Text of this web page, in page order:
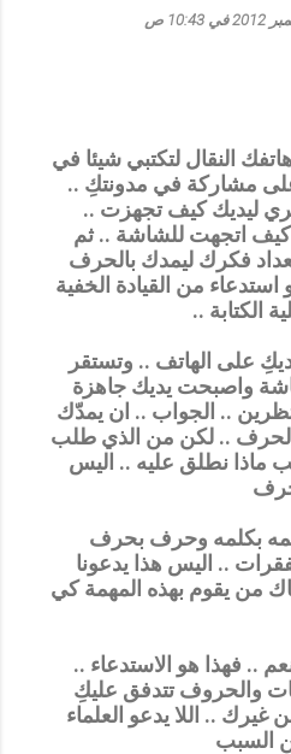
النقال لتكتبي شيئا في
على مشاركة في مدونتكِ ..
ليديك كيف تجهزت ..
كيف اتجهت للشاشة .. ثم
فكرك ليمدك بالحرف
من القيادة الخفية
الكتابة ..
على الهاتف .. وتستقر
واصبحت يديك جاهزة
.. الجواب .. ان يمدّك
.. لكن من الذي طلب
ماذا نطلق عليه .. اليس
بكلمه وحرف بحرف
.. اليس هذا يدعونا
من يقوم بهذه المهمة كي
.. فهذا هو الاستدعاء ..
والحروف تتدفق عليكِ
.. اللا يدعو العلماء
السبب